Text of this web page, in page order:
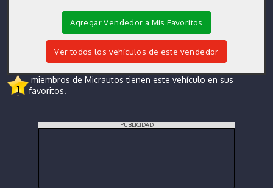
Agregar Vendedor a Mis Favoritos
Ver todos los vehículos de este vendedor
1
miembros de Micrautos tienen este vehículo en sus
favoritos.
PUBLICIDAD